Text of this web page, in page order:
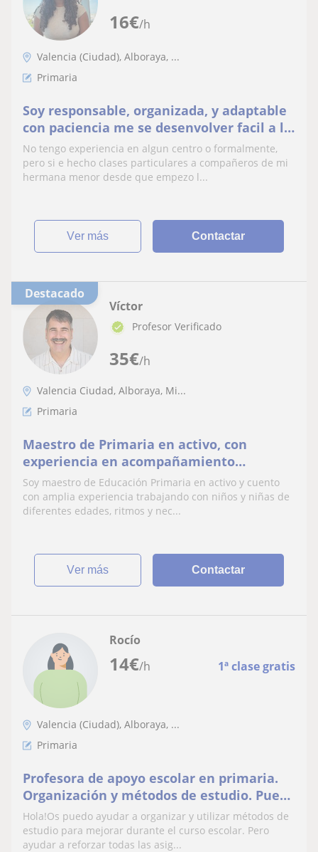
16€/h
Valencia (Ciudad), Alboraya, ...
Primaria
Soy responsable, organizada, y adaptable
con paciencia me se desenvolver facil a la
hora de explicar cosas.
No tengo experiencia en algun centro o formalmente,
pero si e hecho clases particulares a compañeros de mi
hermana menor desde que empezo l...
ver más Contactar
Destacado
35€/h
Víctor
Profesor Verificado
Valencia Ciudad, Alboraya, Mi...
Primaria
Maestro de Primaria en activo, con
experiencia en acompañamiento
educativo individualizado
Soy maestro de Educación Primaria en activo y cuento
con amplia experiencia trabajando con niños y niñas de
diferentes edades, ritmos y nec...
ver más Contactar
14€/h 1ª clase gratis
Rocío
Valencia (Ciudad), Alboraya, ...
Primaria
Profesora de apoyo escolar en primaria.
Organización y métodos de estudio. Puedo
ayudar con Inglés
Hola!Os puedo ayudar a organizar y utilizar métodos de
estudio para mejorar durante el curso escolar. Pero
ayudar a reforzar todas las asig...